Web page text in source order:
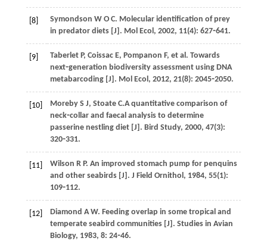
[8] Symondson W O C. Molecular identification of prey
in predator diets [J]. Mol Ecol, 2002, 11(4): 627⁃641.
[9] Taberlet P, Coissac E, Pompanon F, et al. Towards
next⁃generation biodiversity assessment using DNA
metabarcoding [J]. Mol Ecol, 2012, 21(8): 2045⁃2050.
[10] Moreby S J, Stoate C.A quantitative comparison of
neck⁃collar and faecal analysis to determine
passerine nestling diet [J]. Bird Study, 2000, 47(3):
320⁃331.
[11] Wilson R P. An improved stomach pump for penquins
and other seabirds [J]. J Field Ornithol, 1984, 55(1):
109⁃112.
[12] Diamond A W. Feeding overlap in some tropical and
temperate seabird communities [J]. Studies in Avian
Biology, 1983, 8: 24⁃46.